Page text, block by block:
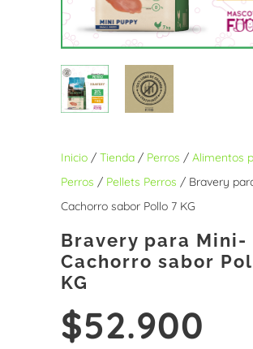
Inicio/ Tienda/ Perros / Alimentos
Perros / Pellets Perros / Bravery
Cachorro sabor Pollo 7 KG
Bravery para Mini-
Cachorro sabor
KG
$52.900